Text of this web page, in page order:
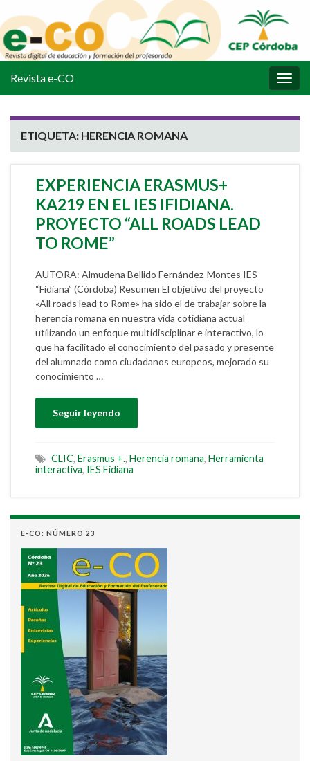
la
Revista e-CO
ETIQUETA: HERENCIA ROMANA
EXPERIENCIA ERASMUS+
KA219 EN EL IES IFIDIANA.
PROYECTO “ALL ROADS LEAD
TO ROME”
AUTORA: Almudena Bellido Fernández-Montes IES
“Fidiana” (Córdoba) Resumen El objetivo del proyecto
«All roads lead to Rome» ha sido el de trabajar sobre la
herencia romana en nuestra vida cotidiana actual
utilizando un enfoque multidisciplinar e interactivo, lo
que ha facilitado el conocimiento del pasado y presente
del alumnado como ciudadanos europeos, mejorado su
conocimiento …
Seguir leyendo
CLIC, Erasmus +., Herencia romana, Herramienta
interactiva, IES Fidiana
E-CO: NÚMERO 23